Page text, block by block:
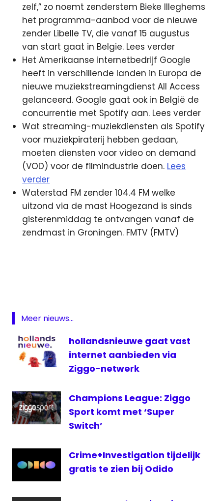
zelf,” zo noemt zenderstem Bieke Illeghems
het programma-aanbod voor de nieuwe
zender Libelle TV, die vanaf 15 augustus
van start gaat in Belgie. Lees verder
Het Amerikaanse internetbedrijf Google
heeft in verschillende landen in Europa de
nieuwe muziekstreamingdienst All Access
gelanceerd. Google gaat ook in België de
concurrentie met Spotify aan. Lees verder
Wat streaming-muziekdiensten als Spotify
voor muziekpiraterij hebben gedaan,
moeten diensten voor video on demand
(VOD) voor de filmindustrie doen. Lees
verder
Waterstad FM zender 104.4 FM welke
uitzond via de mast Hoogezand is sinds
gisterenmiddag te ontvangen vanaf de
zendmast in Groningen. FMTV (FMTV)
Waterstad
FM
Meer nieuws...
hollandsnieuwe gaat vast
internet aanbieden via
Ziggo-netwerk
Champions League: Ziggo
Sport komt met ‘Super
Switch’
Crime+Investigation tijdelijk
gratis te zien bij Odido